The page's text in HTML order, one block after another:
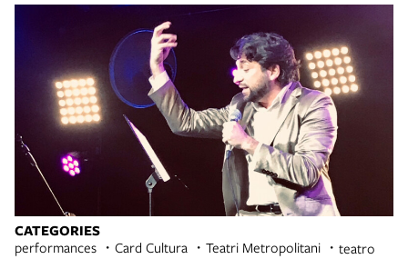
CATEGORIES
performances Card Cultura Teatri Metropolitani teatro